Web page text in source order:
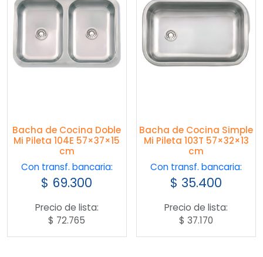
Bacha de Cocina Doble
Mi Pileta 104E 57×37×15
cm
Con transf. bancaria:
$ 69.300
Precio de lista:
$ 72.765
Bacha de Cocina Simple
Mi Pileta 103T 57×32×13
cm
Con transf. bancaria:
$ 35.400
Precio de lista:
$ 37.170